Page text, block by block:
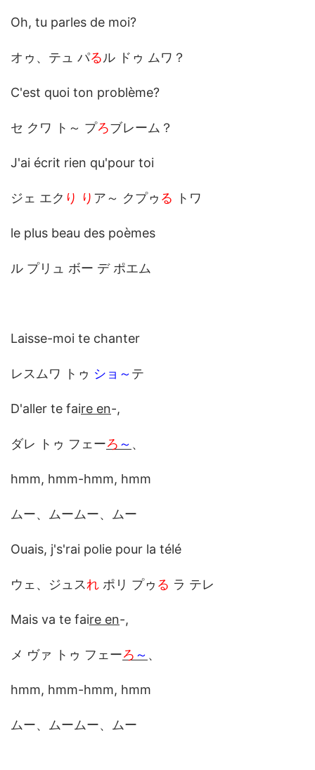
Oh, tu parles de moi?
オゥ、テュ パるル ドゥ ムワ？
C'est quoi ton problème?
セ クワ ト～ プろブレーム？
J'ai écrit rien qu'pour toi
ジェ エク り り ア～ クプゥ る トワ
le plus beau des poèmes
ル プリュ ボー デ ポエム
Laisse-moi te chanter
レスムワ トゥ ショ～ テ
D'aller te faire en-,
ダレ トゥ フェーろ ～ 、
hmm, hmm-hmm, hmm
ムー、ムームー、ムー
Ouais, j's'rai polie pour la télé
ウェ、ジュスれ ポリ プゥ る ラ テレ
Mais va te faire en-,
メ ヴァ トゥ フェーろ ～ 、
hmm, hmm-hmm, hmm
ムー、ムームー、ムー